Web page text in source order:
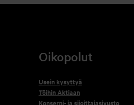
Oikopolut
Usein kysyttyä
Töihin Aktiaan
Konserni- ja sijoittajasivusto